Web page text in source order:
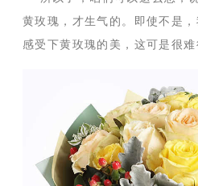
黄玫瑰，才生气的。即使不是
感受下黄玫瑰的美，这可是很难